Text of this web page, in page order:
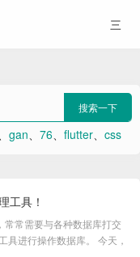
搜索一下
gan、 76、 flutter、 css
工具！
常需要与各种数据库打交
具进行操作数据库。 今天，